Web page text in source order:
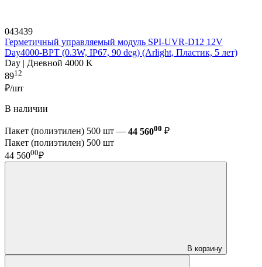
043439
Герметичный управляемый модуль SPI-UVR-D12 12V
Day4000-BPT (0.3W, IP67, 90 deg) (Arlight, Пластик, 5 лет)
Day | Дневной 4000 K
8912
₽/шт
В наличии
Пакет (полиэтилен) 500 шт — 44 56000 ₽
Пакет (полиэтилен) 500 шт
44 56000₽
В корзину